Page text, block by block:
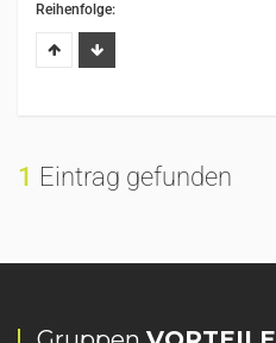
Reihenfolge:
1 Eintrag gefunden